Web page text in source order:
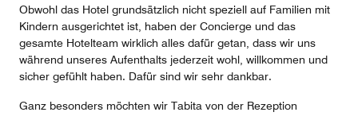
Obwohl das Hotel grundsätzlich nicht speziell auf Familien mit
Kindern ausgerichtet ist, haben der Concierge und das
gesamte Hotelteam wirklich alles dafür getan, dass wir uns
während unseres Aufenthalts jederzeit wohl, willkommen und
sicher gefühlt haben. Dafür sind wir sehr dankbar.
Ganz besonders möchten wir Tabita von der Rezeption